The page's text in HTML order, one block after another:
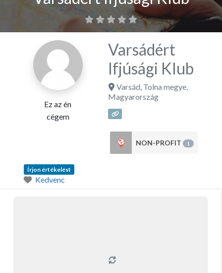
Ez az én
cégem
Varsádért
Ifjúsági Klub
Varsád, Tolna megye,
Magyarország
NON-PROFIT 1
Írjon értékelést
Kedvenc